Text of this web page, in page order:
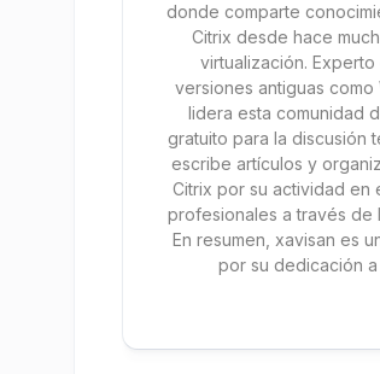
donde comparte
Citrix desde hace
virtualización.
versiones antiguas como
lidera esta comunidad
gratuito para la discusión
escribe artículos y
Citrix por su actividad en
profesionales a través de
En resumen, xavisan es
por su dedicación